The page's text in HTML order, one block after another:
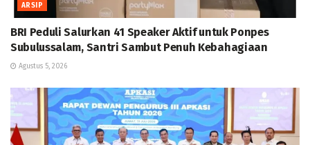
ARSIP
BRI Peduli Salurkan 41 Speaker Aktif untuk Ponpes
Subulussalam, Santri Sambut Penuh Kebahagiaan
Agustus 5, 2026